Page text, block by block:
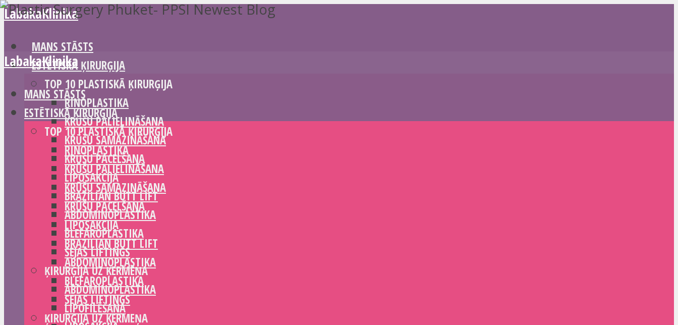
LabakaKlinika
MANS STĀSTS
ESTĒTISKĀ ĶIRURĢIJA
TOP 10 PLASTISKĀ ĶIRURĢIJA
RINOPLASTIKA
KRŪŠU PALIELINĀŠANA
KRŪŠU SAMAZINĀŠANA
KRŪŠU PACELŠANA
LIPOSAKCIJA
BRAZILIAN BUTT LIFT
ABDOMINOPLASTIKA
BLEFAROPLASTIKA
SEJAS LIFTINGS
ĶIRURĢIJA UZ ĶERMEŅA
ABDOMINOPLASTIKA
LIPOFILĒŠANA
LabakaKlinika
MANS STĀSTS
ESTĒTISKĀ ĶIRURĢIJA
TOP 10 PLASTISKĀ ĶIRURĢIJA
RINOPLASTIKA
KRŪŠU PALIELINĀŠANA
KRŪŠU SAMAZINĀŠANA
KRŪŠU PACELŠANA
LIPOSAKCIJA
BRAZILIAN BUTT LIFT
ABDOMINOPLASTIKA
BLEFAROPLASTIKA
SEJAS LIFTINGS
ĶIRURĢIJA UZ ĶERMEŅA